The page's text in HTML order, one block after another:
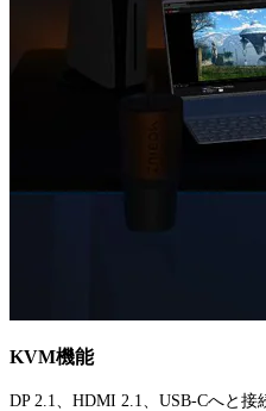
KVM機能
DP 2.1、HDMI 2.1、USB-Cへと